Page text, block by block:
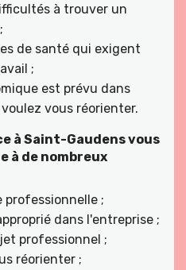
à trouver un
de santé qui exigent
;
est prévu dans
vous réorienter.
à Saint-Gaudens vous
à de nombreux
;
dans l'entreprise ;
professionnel ;
réorienter ;